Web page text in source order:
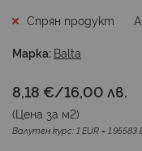
началото
галерия
снимки
Спрян продукт
Марка: Balta
8,18 €/16,00 лв.
(Цена за м2)
Валутен курс: 1 EUR = 1.95583